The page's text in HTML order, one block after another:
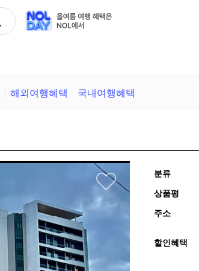
해외여행혜택 국내여행혜택
분류
상품평
주소
할인혜택